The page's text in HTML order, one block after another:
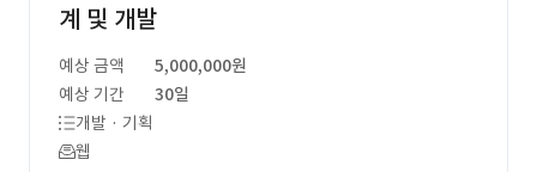
계 및 개발
예상 금액
5,000,000원
예상 기간
30일
개발 · 기획
웹